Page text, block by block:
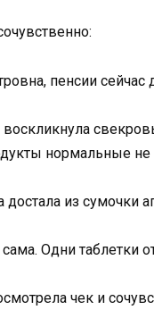
пенсии сейчас
нормальные не
достала из сумочки
Одни таблетки
чек и